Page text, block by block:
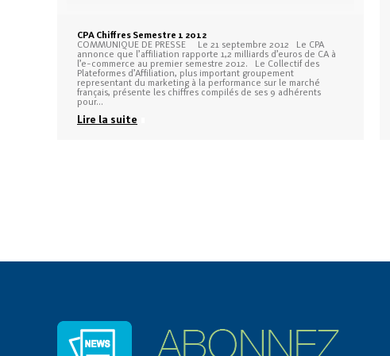
CPA Chiffres Semestre 1 2012
COMMUNIQUE DE PRESSE Le 21 septembre 2012 Le CPA
annonce que l’affiliation rapporte 1,2 milliards d’euros de CA à
l’e-commerce au premier semestre 2012. Le Collectif des
Plateformes d’Affiliation, plus important groupement
representant du marketing à la performance sur le marché
français, présente les chiffres compilés de ses 9 adhérents
pour…
Lire la suite